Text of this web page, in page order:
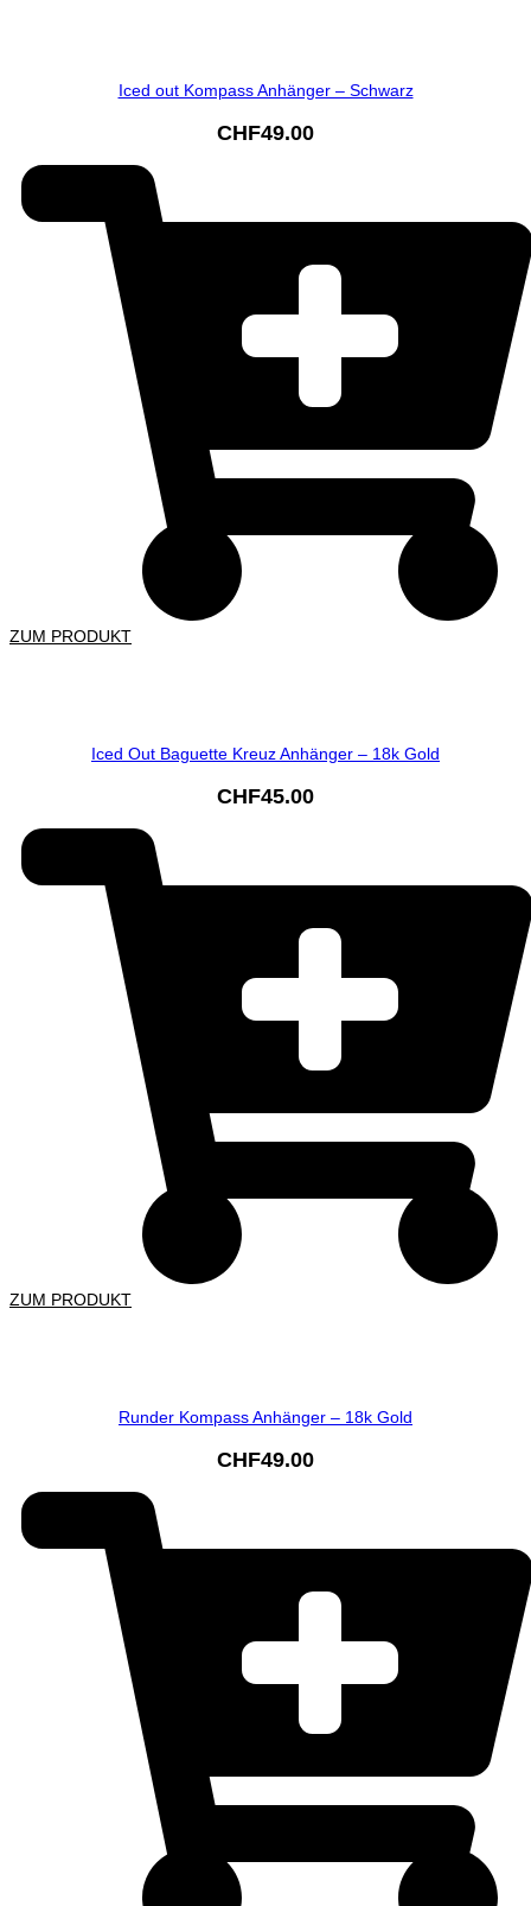
Iced out Kompass Anhänger – Schwarz
CHF49.00
ZUM PRODUKT
Iced Out Baguette Kreuz Anhänger – 18k Gold
CHF45.00
ZUM PRODUKT
Runder Kompass Anhänger – 18k Gold
CHF49.00